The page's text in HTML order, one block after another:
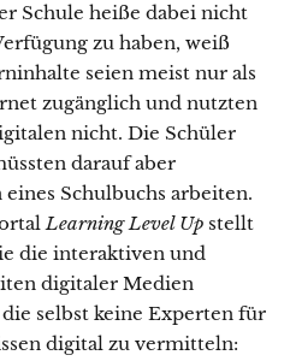
Schule heiße dabei nicht
zu haben, weiß
seien meist nur als
zugänglich und nutzten
nicht. Die Schüler
darauf aber
Schulbuchs arbeiten.
Learning Level Up stellt
die interaktiven und
digitaler Medien
selbst keine Experten für
digital zu vermitteln: